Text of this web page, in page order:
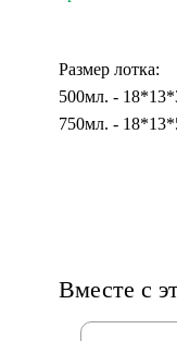
Размер лотка:
500мл. -
750мл. -
Вместе с